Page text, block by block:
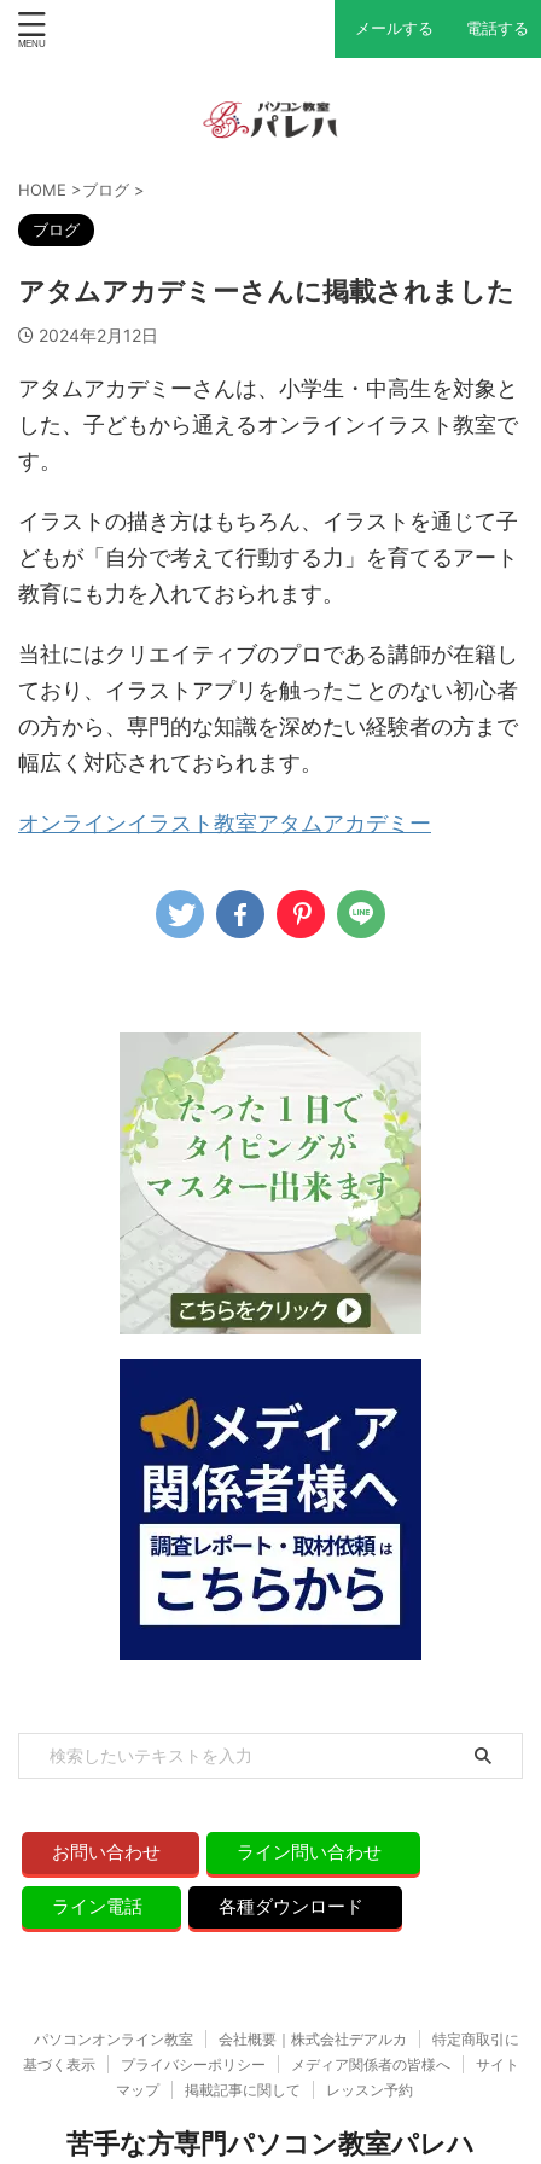
メールする 電話する
HOME >ブログ >
ブログ
アタムアカデミーさんに掲載されました
2024年2月12日
アタムアカデミーさんは、小学生・中高生を対象と
した、子どもから通えるオンラインイラスト教室で
す。
イラストの描き方はもちろん、イラストを通じて子
どもが「自分で考えて行動する力」を育てるアート
教育にも力を入れておられます。
当社にはクリエイティブのプロである講師が在籍し
ており、イラストアプリを触ったことのない初心者
の方から、専門的な知識を深めたい経験者の方まで
幅広く対応されておられます。
オンラインイラスト教室アタムアカデミー
お問い合わせ ライン問い合わせ
ライン電話 各種ダウンロード
パソコンオンライン教室 会社概要｜株式会社デアルカ
特定商取引に
基づく表示
プライバシーポリシー メディア関係者の皆様へ
サイト
マップ
掲載記事に関して レッスン予約
苦手な方専門パソコン教室パレハ